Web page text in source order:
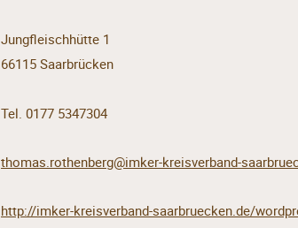
Jungfleischhütte 1
66115 Saarbrücken
Tel. 0177 5347304
thomas.rothenberg@imker-kreisverband-
http://imker-kreisverband-saarbruecken.de/